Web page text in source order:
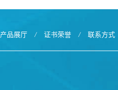
产品展厅 / 证书荣誉 / 联系方式